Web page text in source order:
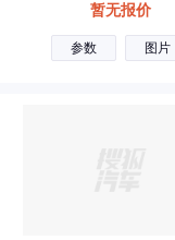
暂无报价
参数 图片